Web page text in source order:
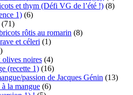
et thym (Défi VG de l’été !) (8)
1) (6)
(71)
rôtis au romarin (8)
et céleri (1)
olives noires (4)
(recette 1) (16)
passion de Jacques Génin (13)
la mangue (6)